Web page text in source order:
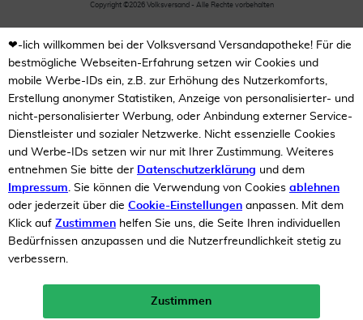
Neukunden-Rabatt ab 49€!
Copyright ©2026 Volksversand - Alle Rechte vorbehalten
❤-lich willkommen bei der Volksversand Versandapotheke! Für die
bestmögliche Webseiten-Erfahrung setzen wir Cookies und
mobile Werbe-IDs ein, z.B. zur Erhöhung des Nutzerkomforts,
Erstellung anonymer Statistiken, Anzeige von personalisierter- und
nicht-personalisierter Werbung, oder Anbindung externer Service-
Dienstleister und sozialer Netzwerke. Nicht essenzielle Cookies
und Werbe-IDs setzen wir nur mit Ihrer Zustimmung. Weiteres
entnehmen Sie bitte der Datenschutzerklärung und dem
Impressum. Sie können die Verwendung von Cookies ablehnen
oder jederzeit über die Cookie-Einstellungen anpassen. Mit dem
Klick auf Zustimmen helfen Sie uns, die Seite Ihren individuellen
Bedürfnissen anzupassen und die Nutzerfreundlichkeit stetig zu
verbessern.
Zustimmen